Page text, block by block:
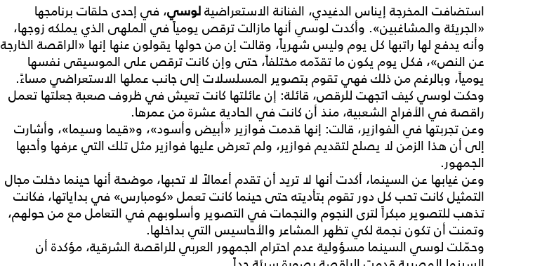
استضافت المخرجة إيناس الدغيدي، الفنانة الاستعراضيةلوسي، في إحدى حلقات برنامجها
«الجريئة والمشاغبين». وأكدت لوسي أنها مازالت ترقص يومياً في الملهى الذي يملكه زوجها،
وأنه يدفع لها راتبها كل يوم وليس شهرياً، وقالت إن من حولها يقولون عنها إنها «الراقصة الخارجة
عن النص»، فكل يوم يكون ما تقدّمه مختلفاً، حتى وإن كانت ترقص على الموسيقى نفسها
يومياً، وبالرغم من ذلك فهي تقوم بتصوير المسلسلات إلى جانب عملها الاستعراضي مساءً.
وحكت لوسي كيف اتجهت للرقص، قائلة: إن عائلتها كانت تعيش في ظروف صعبة جعلتها تعمل
راقصة في الأفراح الشعبية، منذ أن كانت في الحادية عشرة من عمرها.
وعن تجربتها في الفوازير، قالت: إنها قدمت فوازير «أبيض وأسود»، و«قيما وسيما»، وأشارت
إلى أن هذا الزمن لا يصلح لتقديم فوازير، ولم تعرض عليها فوازير مثل تلك التي عرفها وأحبها
الجمهور.
وعن غيابها عن السينما، أكدت أنها لا تريد أن تقدم أعمالاً لا تحبها، موضحة أنها حينما دخلت مجال
التمثيل كانت تحب كل دور تقوم بتأديته حتى حينما كانت تعمل «كومبارس» في بداياتها، فكانت
تذهب للتصوير مبكراً لترى النجوم والنجمات في التصوير وأسلوبهم في التعامل مع من حولهم،
وتمنت أن تكون نجمة لكي تظهر المشاعر والأحاسيس التي بداخلها.
وحمّلت لوسي السينما مسؤولية عدم احترام الجمهور العربي للراقصة الشرقية، مؤكدة أن